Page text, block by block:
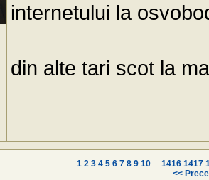
internetului la
din alte tari scot la
1 2 3 4 5 6 7 8 9 10... 1416 1417
<<